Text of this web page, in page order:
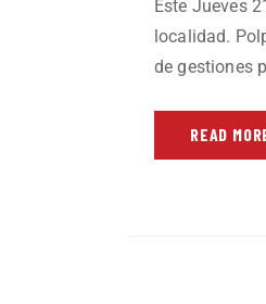
Este Jueves
localidad.
de gestiones
READ